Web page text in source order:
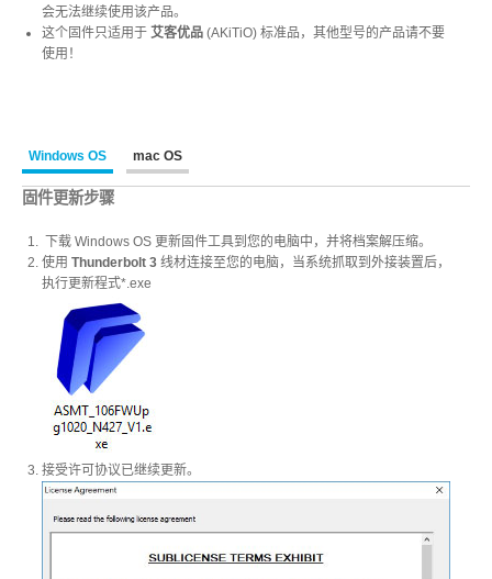
相关报导
名人推荐
技术支持
固件 / 驱动程序
软件 App
会无法继续使用该产品。
这个固件只适用于 艾客优品 (AKiTiO) 标准品，其他型号的产品请不要
使用！
Windows OS mac OS
固件更新步骤
下载 Windows OS 更新固件工具到您的电脑中，并将档案解压缩。
使用 Thunderbolt 3 线材连接至您的电脑，当系统抓取到外接装置后，
执行更新程式*.exe
接受许可协议已继续更新。